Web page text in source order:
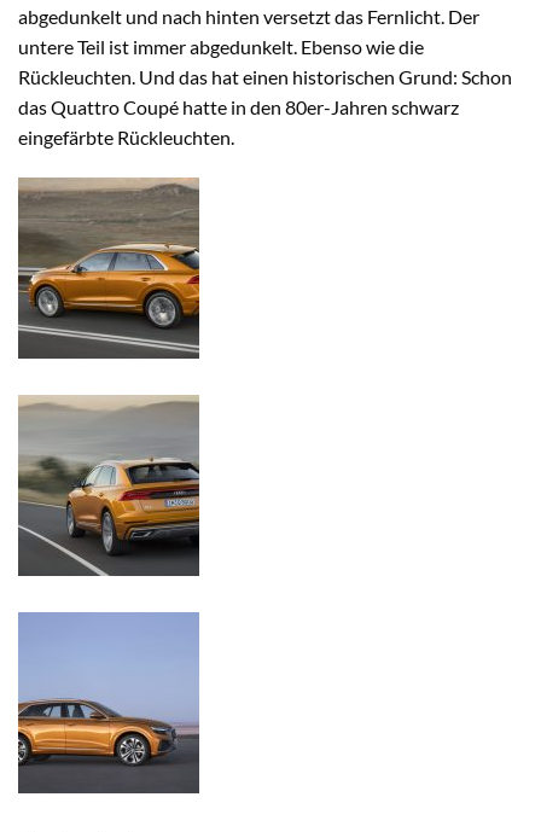
abgedunkelt und nach hinten versetzt das Fernlicht. Der
untere Teil ist immer abgedunkelt. Ebenso wie die
Rückleuchten. Und das hat einen historischen Grund: Schon
das Quattro Coupé hatte in den 80er-Jahren schwarz
eingefärbte Rückleuchten.